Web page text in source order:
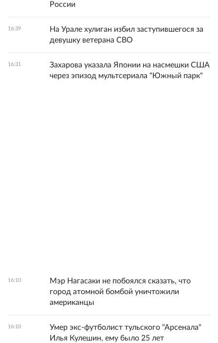
России
16:39
На Урале хулиган избил заступившегося за
девушку ветерана СВО
16:31
Захарова указала Японии на насмешки США
через эпизод мультсериала "Южный парк"
16:10
Мэр Нагасаки не побоялся сказать, что
город атомной бомбой уничтожили
американцы
16:10
Умер экс-футболист тульского "Арсенала"
Илья Кулешин, ему было 25 лет